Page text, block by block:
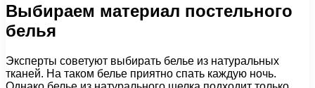
Выбираем материал постельного
белья
Эксперты советуют выбирать белье из натуральных
тканей. На таком белье приятно спать каждую ночь.